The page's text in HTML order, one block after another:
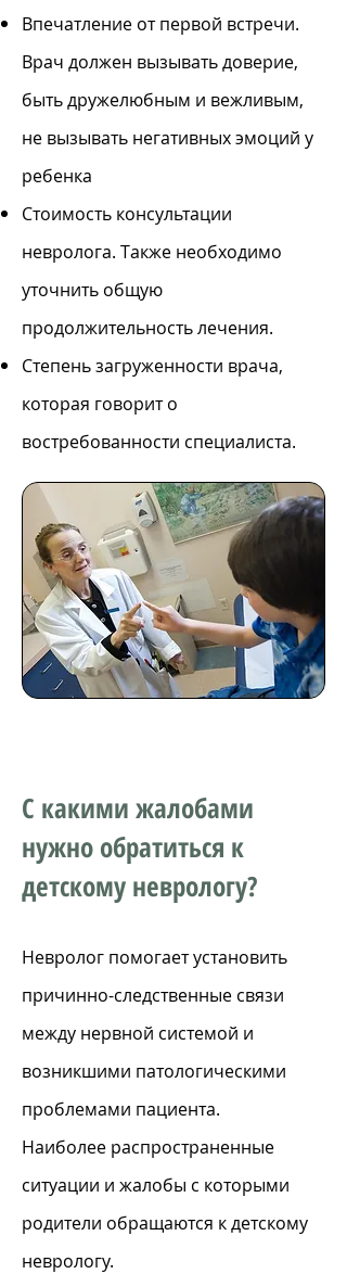
Впечатление от первой встречи.
Врач должен вызывать доверие,
быть дружелюбным и вежливым,
не вызывать негативных эмоций у
ребенка
Стоимость консультации
невролога. Также необходимо
уточнить общую
продолжительность лечения.
Степень загруженности врача,
которая говорит о
востребованности специалиста.
С какими жалобами
нужно обратиться к
детскому неврологу?
Невролог помогает установить
причинно-следственные связи
между нервной системой и
возникшими патологическими
проблемами пациента.
Наиболее распространенные
ситуации и жалобы с которыми
родители обращаются к детскому
неврологу.